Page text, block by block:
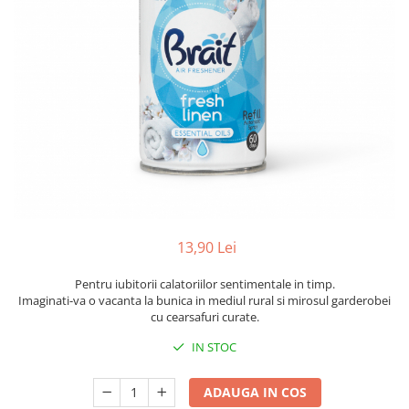
Cosmetice profesionale
Tratamente si masca de par
Vopsea de par si oxidant
Accesorii tuns si vopsit
Geluri de dus
Deodorante si antiperspirante
Lotiuni si creme de corp
Spuma si saruri de baie
13,90 Lei
Pentru iubitorii calatoriilor sentimentale in timp.
Imaginati-va o vacanta la bunica in mediul rural si mirosul garderobei
cu cearsafuri curate.
IN STOC
ADAUGA IN COS